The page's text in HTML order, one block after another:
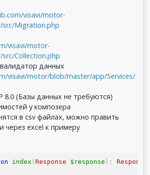
visavi/motor-
Migration.php
visavi/motor-
Collection.php
данных
visavi/motor/blob/master/app/Services/
8.0 (Базы данных не требуются)
у композера
в csv файлах, можно править
через excel к примеру
index ( Response $response ):
Response